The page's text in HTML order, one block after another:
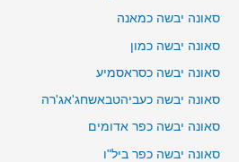
סאונה יבשה כמאנה
סאונה יבשה כמון
סאונה יבשה כסראסמיע
סאונה יבשה כעביהטבאשחג'אג'רה
סאונה יבשה כפר אדומים
סאונה יבשה כפר ביל"ו